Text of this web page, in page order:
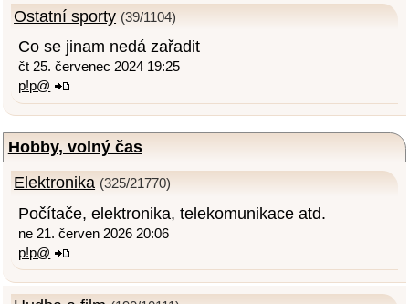
Ostatní sporty (39/1104)
Co se jinam nedá zařadit
čt 25. červenec 2024 19:25
p!p@
Hobby, volný čas
Elektronika (325/21770)
Počítače, elektronika, telekomunikace atd.
ne 21. červen 2026 20:06
p!p@